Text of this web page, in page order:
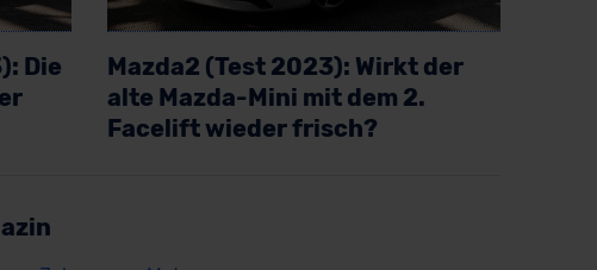
Die
Mazda2 (Test 2023): Wirkt der
alte Mazda-Mini mit dem 2.
Facelift wieder frisch?